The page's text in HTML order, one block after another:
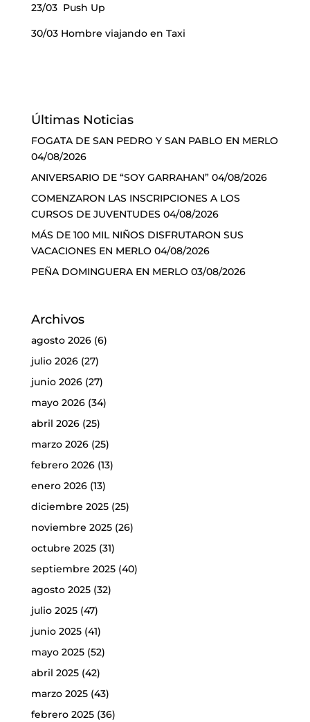
23/03 Push Up
30/03 Hombre viajando en Taxi
Últimas Noticias
FOGATA DE SAN PEDRO Y SAN PABLO EN MERLO
04/08/2026
ANIVERSARIO DE “SOY GARRAHAN” 04/08/2026
COMENZARON LAS INSCRIPCIONES A LOS
CURSOS DE JUVENTUDES 04/08/2026
MÁS DE 100 MIL NIÑOS DISFRUTARON SUS
VACACIONES EN MERLO 04/08/2026
PEÑA DOMINGUERA EN MERLO 03/08/2026
Archivos
agosto 2026(6)
julio 2026(27)
junio 2026(27)
mayo 2026(34)
abril 2026(25)
marzo 2026(25)
febrero 2026(13)
enero 2026(13)
diciembre 2025(25)
noviembre 2025(26)
octubre 2025(31)
septiembre 2025(40)
agosto 2025(32)
julio 2025(47)
junio 2025(41)
mayo 2025(52)
abril 2025(42)
marzo 2025(43)
febrero 2025(36)